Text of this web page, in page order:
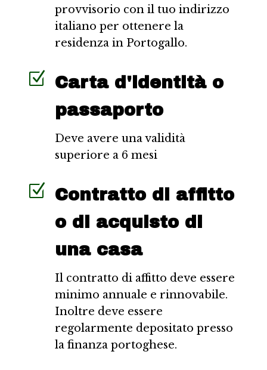
provvisorio con il tuo indirizzo
italiano per ottenere la
residenza in Portogallo.
Z Carta d'identità o
passaporto
Deve avere una validità
superiore a 6 mesi
Z Contratto di affitto
o di acquisto di
una casa
Il contratto di affitto deve essere
minimo annuale e rinnovabile.
Inoltre deve essere
regolarmente depositato presso
la finanza portoghese.